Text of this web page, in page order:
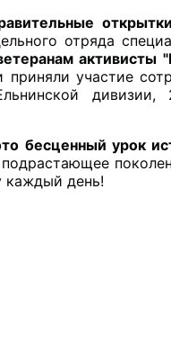
отряда
приняли участие
бесценный урок
каждый день!